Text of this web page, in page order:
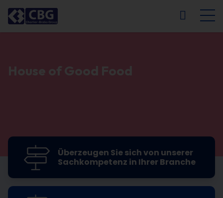
EN DE
House of Good Food
Driving sales & marketing for your
Retail, foodservice & industry experts
Überzeugen Sie sich von unserer
Sachkompetenz in Ihrer Branche